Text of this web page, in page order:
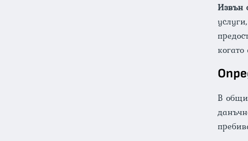
Извън
В